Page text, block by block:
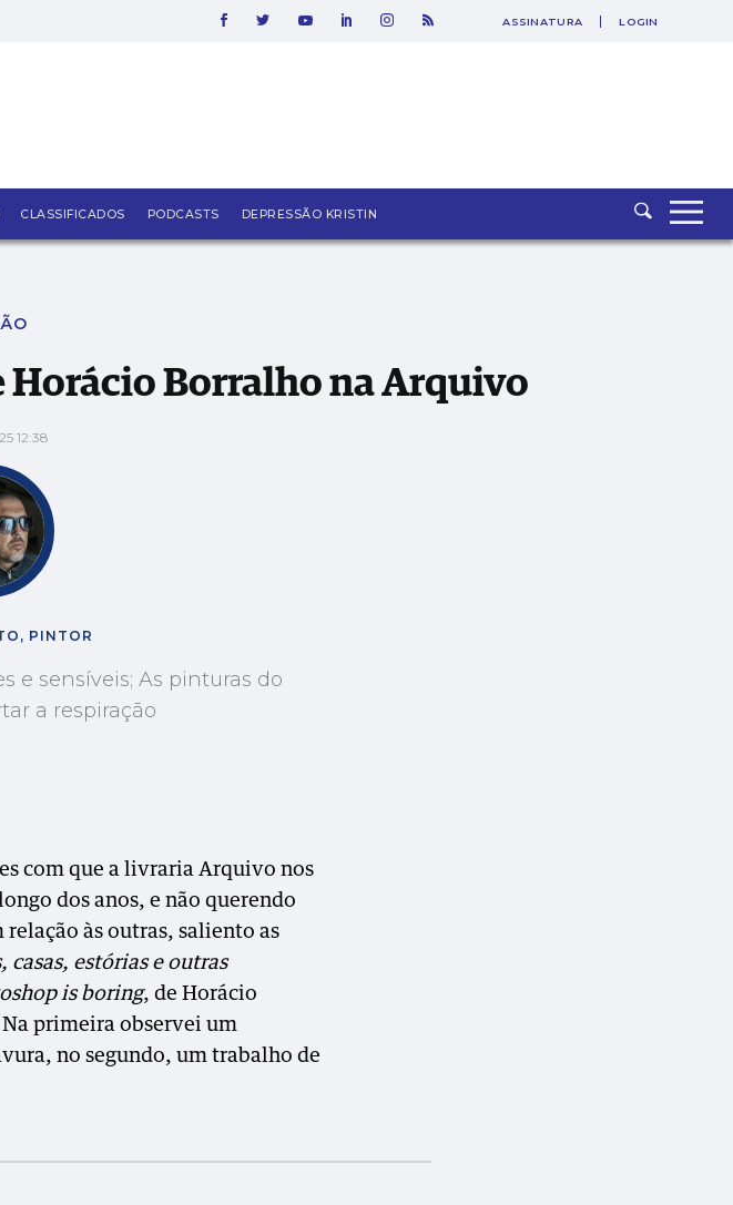
ASSINATURA LOGIN
CLASSIFICADOS PODCASTS DEPRESSÃO KRISTIN
Horácio Borralho na Arquivo
12:38
PINTOR
e sensíveis; As pinturas do
a respiração
com que a livraria Arquivo nos
dos anos, e não querendo
às outras, saliento as
casas, estórias e outras
is boring, de Horácio
primeira observei um
no segundo, um trabalho de